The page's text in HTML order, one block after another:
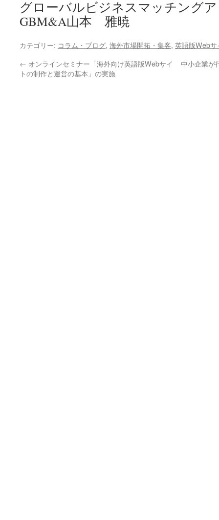
グローバルビジネスマッチング
GBM&A山本 雅暁
カテゴリー: コラム・ブログ, 海外市場開拓・集客, 英語版Web
← オンラインセミナー「海外向け英語版Webサイ
トの制作と運営の基本」の実施
中小企業が